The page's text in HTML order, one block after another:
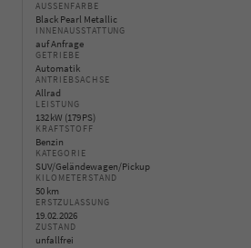
AUSSENFARBE
Black Pearl Metallic
INNENAUSSTATTUNG
auf Anfrage
GETRIEBE
Automatik
ANTRIEBSACHSE
Allrad
LEISTUNG
132 kW (179 PS)
KRAFTSTOFF
Benzin
KATEGORIE
SUV/Geländewagen/Pickup
KILOMETERSTAND
50 km
ERSTZULASSUNG
19.02.2026
ZUSTAND
unfallfrei